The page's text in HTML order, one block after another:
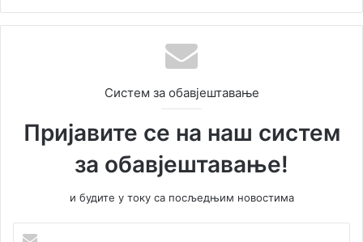
Систем за обавјештавање
Пријавите се на наш систем
за обавјештавање!
и будите у току са посљедњим новостима